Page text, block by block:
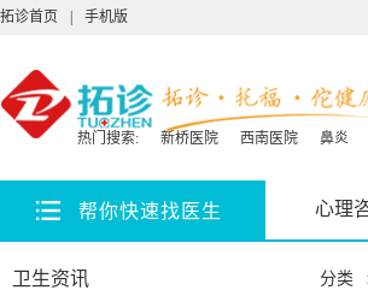
拓诊首页 手机版
热门搜索: 新桥医院 西南医院 鼻炎
帮你快速找医生 心理
卫生资讯 分类 :